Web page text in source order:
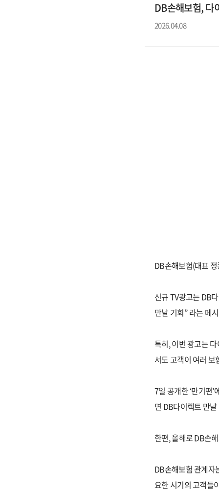
DB손해보험, 다
2026.04.08
DB손해보험(대표
신규 TV광고는 DB
만날 기회” 라는 메
특히, 이번 광고는
서도 고객이 여러
7일 공개한 ‘만기편
면 DB다이렉트 만
한편, 올해로 DB손
DB손해보험 관계자
요한 시기의 고객들